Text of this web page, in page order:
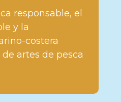
responsable, el
y la
costera
artes de pesca